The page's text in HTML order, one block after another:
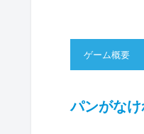
ゲーム概要
パンがな